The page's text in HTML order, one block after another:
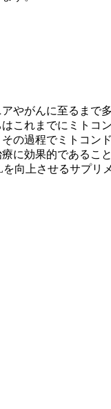
やがんに至るま
これまでにミト
の過程でミトコ
に効果的である
向上させるサプ